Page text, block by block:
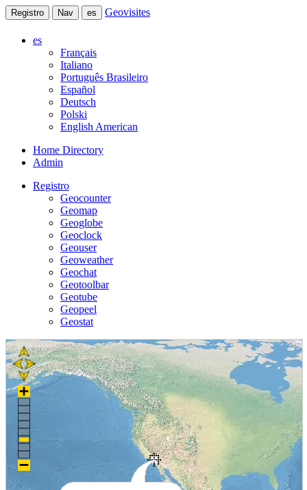
Registro Nav es Geovisites
es
Français
Italiano
Português Brasileiro
Español
Deutsch
Polski
English American
Home Directory
Admin
Registro
Geocounter
Geomap
Geoglobe
Geoclock
Geouser
Geoweather
Geochat
Geotoolbar
Geotube
Geopeel
Geostat